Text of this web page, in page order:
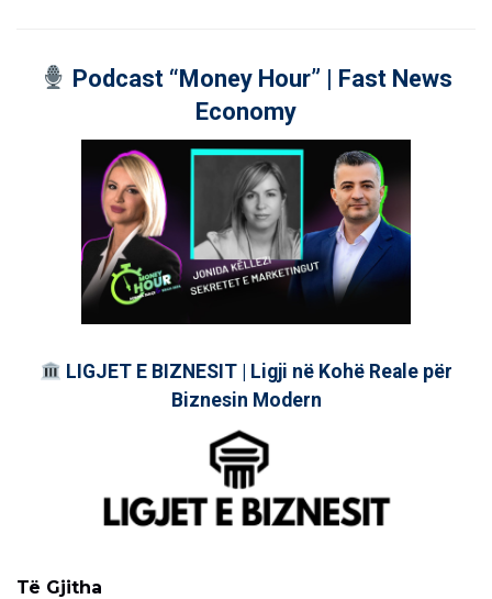
Podcast “Money Hour” | Fast News
Economy
LIGJET E BIZNESIT | Ligji në Kohë Reale për
Biznesin Modern
Të Gjitha